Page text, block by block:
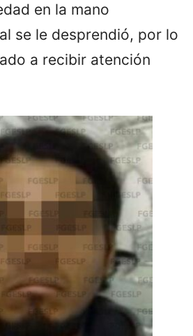
en la mano
se le desprendió, por lo
a recibir atención